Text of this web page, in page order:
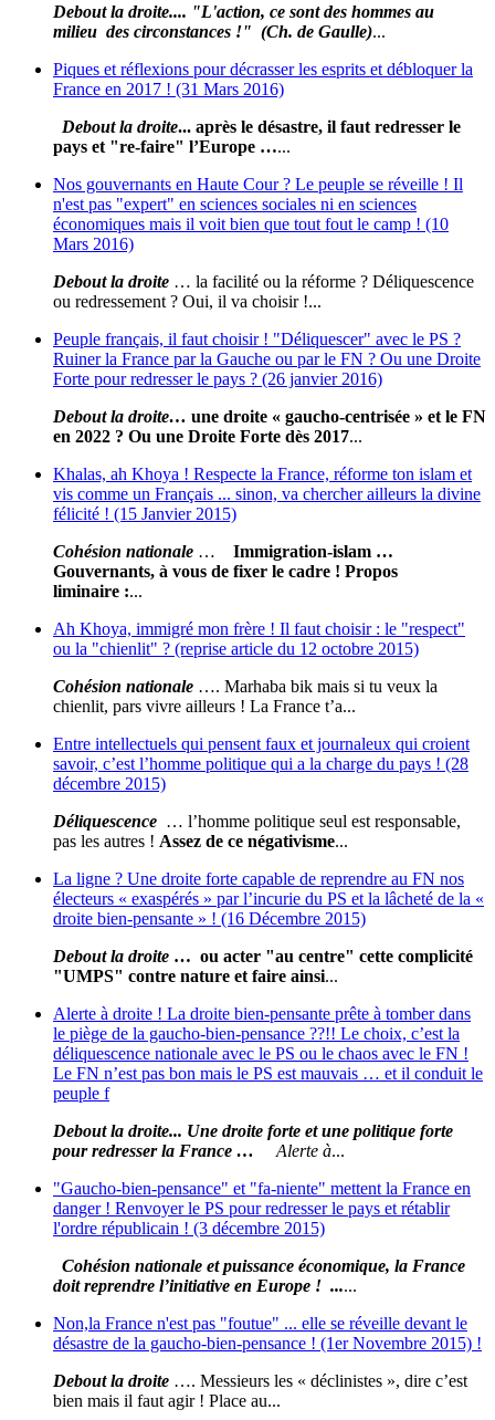
Debout la droite.... "L'action, ce sont des hommes au
milieu des circonstances !" (Ch. de Gaulle)...
Piques et réflexions pour décrasser les esprits et débloquer la
France en 2017 ! (31 Mars 2016)
Debout la droite... après le désastre, il faut redresser le
pays et "re-faire" l’Europe …...
Nos gouvernants en Haute Cour ? Le peuple se réveille ! Il
n'est pas "expert" en sciences sociales ni en sciences
économiques mais il voit bien que tout fout le camp ! (10
Mars 2016)
Debout la droite … la facilité ou la réforme ? Déliquescence
ou redressement ? Oui, il va choisir !...
Peuple français, il faut choisir ! "Déliquescer" avec le PS ?
Ruiner la France par la Gauche ou par le FN ? Ou une Droite
Forte pour redresser le pays ? (26 janvier 2016)
Debout la droite… une droite « gaucho-centrisée » et le FN
en 2022 ? Ou une Droite Forte dès 2017...
Khalas, ah Khoya ! Respecte la France, réforme ton islam et
vis comme un Français ... sinon, va chercher ailleurs la divine
félicité ! (15 Janvier 2015)
Cohésion nationale … Immigration-islam …
Gouvernants, à vous de fixer le cadre ! Propos
liminaire :...
Ah Khoya, immigré mon frère ! Il faut choisir : le "respect"
ou la "chienlit" ? (reprise article du 12 octobre 2015)
Cohésion nationale …. Marhaba bik mais si tu veux la
chienlit, pars vivre ailleurs ! La France t’a...
Entre intellectuels qui pensent faux et journaleux qui croient
savoir, c’est l’homme politique qui a la charge du pays ! (28
décembre 2015)
Déliquescence … l’homme politique seul est responsable,
pas les autres ! Assez de ce négativisme...
La ligne ? Une droite forte capable de reprendre au FN nos
électeurs « exaspérés » par l’incurie du PS et la lâcheté de la «
droite bien-pensante » ! (16 Décembre 2015)
Debout la droite … ou acter "au centre" cette complicité
"UMPS" contre nature et faire ainsi...
Alerte à droite ! La droite bien-pensante prête à tomber dans
le piège de la gaucho-bien-pensance ??!! Le choix, c’est la
déliquescence nationale avec le PS ou le chaos avec le FN !
Le FN n’est pas bon mais le PS est mauvais … et il conduit le
peuple f
Debout la droite... Une droite forte et une politique forte
pour redresser la France …
Alerte à...
"Gaucho-bien-pensance" et "fa-niente" mettent la France en
danger ! Renvoyer le PS pour redresser le pays et rétablir
l'ordre républicain ! (3 décembre 2015)
Cohésion nationale et puissance économique, la France
doit reprendre l’initiative en Europe ! ......
Non,la France n'est pas "foutue" ... elle se réveille devant le
désastre de la gaucho-bien-pensance ! (1er Novembre 2015) !
Debout la droite …. Messieurs les « déclinistes », dire c’est
bien mais il faut agir ! Place au...